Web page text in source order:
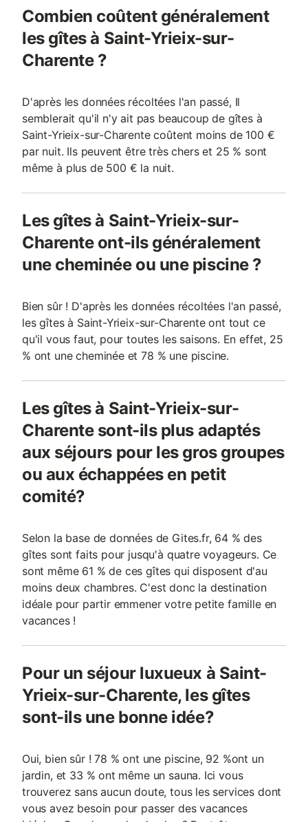
Combien coûtent généralement
les gîtes à Saint-Yrieix-sur-
Charente ?
D'après les données récoltées l'an passé, Il
semblerait qu'il n'y ait pas beaucoup de gîtes à
Saint-Yrieix-sur-Charente coûtent moins de 100 €
par nuit. Ils peuvent être très chers et 25 % sont
même à plus de 500 € la nuit.
Les gîtes à Saint-Yrieix-sur-
Charente ont-ils généralement
une cheminée ou une piscine ?
Bien sûr ! D'après les données récoltées l'an passé,
les gîtes à Saint-Yrieix-sur-Charente ont tout ce
qu'il vous faut, pour toutes les saisons. En effet, 25
% ont une cheminée et 78 % une piscine.
Les gîtes à Saint-Yrieix-sur-
Charente sont-ils plus adaptés
aux séjours pour les gros groupes
ou aux échappées en petit
comité?
Selon la base de données de Gites.fr, 64 % des
gîtes sont faits pour jusqu'à quatre voyageurs. Ce
sont même 61 % de ces gîtes qui disposent d'au
moins deux chambres. C'est donc la destination
idéale pour partir emmener votre petite famille en
vacances !
Pour un séjour luxueux à Saint-
Yrieix-sur-Charente, les gîtes
sont-ils une bonne idée?
Oui, bien sûr ! 78 % ont une piscine, 92 %ont un
jardin, et 33 % ont même un sauna. Ici vous
trouverez sans aucun doute, tous les services dont
vous avez besoin pour passer des vacances